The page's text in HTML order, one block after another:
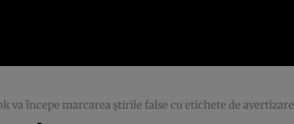
va începe marcarea ştirile false cu etichete de avertizare